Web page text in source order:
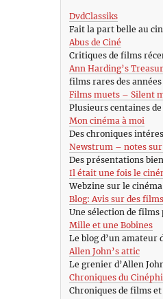
DvdClassiks
Fait la part belle au
Abus de Ciné
Critiques de films
Ann Harding’s
films rares des années
Films muets – Silent
Plusieurs centaines
Mon cinéma à moi
Des chroniques
Newstrum – notes
Des présentations
Il était une fois le
Webzine sur le cinéma
Blog: Avis sur des films
Une sélection de films
Mille et une Bobines
Le blog d’un amateur
Allen John’s attic
Le grenier d’Allen
Chroniques du
Chroniques de films